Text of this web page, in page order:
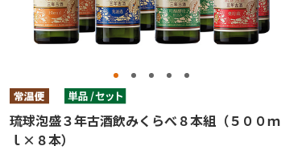
琉球泡盛３年古酒飲みくらべ８本組（５００ｍ
ｌ×８本）